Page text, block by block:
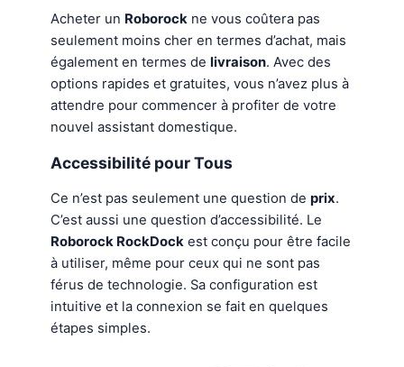
Acheter un Roborock ne vous coûtera pas
seulement moins cher en termes d’achat, mais
également en termes de livraison. Avec des
options rapides et gratuites, vous n’avez plus à
attendre pour commencer à profiter de votre
nouvel assistant domestique.
Accessibilité pour Tous
Ce n’est pas seulement une question de prix.
C’est aussi une question d’accessibilité. Le
Roborock RockDock est conçu pour être facile
à utiliser, même pour ceux qui ne sont pas
férus de technologie. Sa configuration est
intuitive et la connexion se fait en quelques
étapes simples.